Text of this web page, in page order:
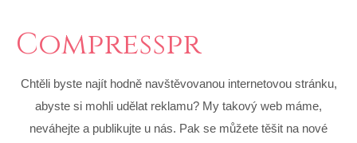
Compresspr
Chtěli byste najít hodně navštěvovanou internetovou stránku,
abyste si mohli udělat reklamu? My takový web máme,
neváhejte a publikujte u nás. Pak se můžete těšit na nové